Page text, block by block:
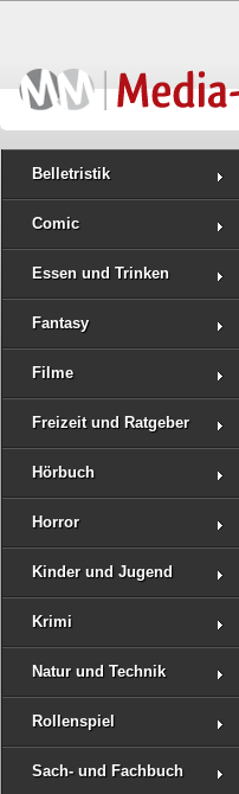
Belletristik
Comic
Essen und Trinken
Fantasy
Filme
Freizeit und Ratgeber
Hörbuch
Horror
Kinder und Jugend
Krimi
Natur und Technik
Rollenspiel
Sach- und Fachbuch